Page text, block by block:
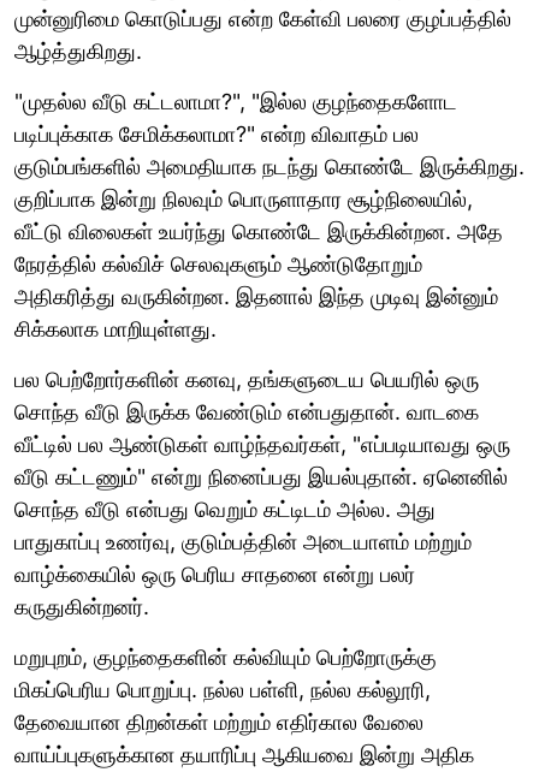
முன்னுரிமை கொடுப்பது என்ற கேள்வி பலரை குழப்பத்தில்
ஆழ்த்துகிறது.
"முதல்ல வீடு கட்டலாமா?", "இல்ல குழந்தைகளோட
படிப்புக்காக சேமிக்கலாமா?" என்ற விவாதம் பல
குடும்பங்களில் அமைதியாக நடந்து கொண்டே இருக்கிறது.
குறிப்பாக இன்று நிலவும் பொருளாதார சூழ்நிலையில்,
வீட்டு விலைகள் உயர்ந்து கொண்டே இருக்கின்றன. அதே
நேரத்தில் கல்விச் செலவுகளும் ஆண்டுதோறும்
அதிகரித்து வருகின்றன. இதனால் இந்த முடிவு இன்னும்
சிக்கலாக மாறியுள்ளது.
பல பெற்றோர்களின் கனவு, தங்களுடைய பெயரில் ஒரு
சொந்த வீடு இருக்க வேண்டும் என்பதுதான். வாடகை
வீட்டில் பல ஆண்டுகள் வாழ்ந்தவர்கள், "எப்படியாவது ஒரு
வீடு கட்டணும்" என்று நினைப்பது இயல்புதான். ஏனெனில்
சொந்த வீடு என்பது வெறும் கட்டிடம் அல்ல. அது
பாதுகாப்பு உணர்வு, குடும்பத்தின் அடையாளம் மற்றும்
வாழ்க்கையில் ஒரு பெரிய சாதனை என்று பலர்
கருதுகின்றனர்.
மறுபுறம், குழந்தைகளின் கல்வியும் பெற்றோருக்கு
மிகப்பெரிய பொறுப்பு. நல்ல பள்ளி, நல்ல கல்லூரி,
தேவையான திறன்கள் மற்றும் எதிர்கால வேலை
வாய்ப்புகளுக்கான தயாரிப்பு ஆகியவை இன்று அதிக